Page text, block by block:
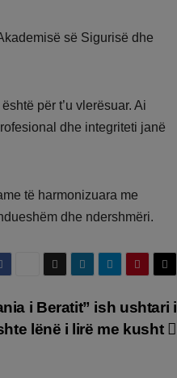
së Sigurisë dhe
për t’u vlerësuar. Ai
dhe integriteti janë
të harmonizuara me
dhe ndershmëri.
i Beratit” ish ushtari i
lënë i lirë me kusht